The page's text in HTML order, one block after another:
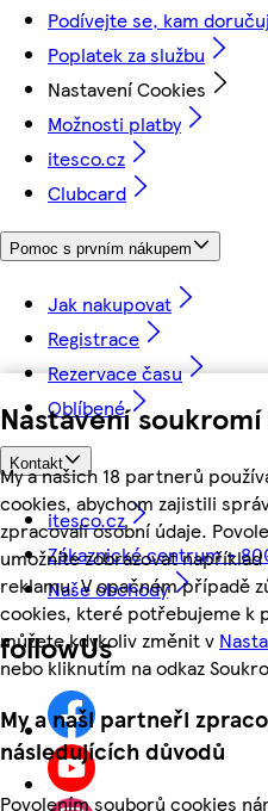
Nastavení
My a našich 18 partnerů
cookies, abychom zajistili
zpracovali osobní údaje.
umožníte zobrazovat
reklamu. V opačném případě
cookies, které potřebujeme k
můžete kdykoliv změnit v
nebo kliknutím na odkaz
My a naši partneři
následujících důvodů
Povolením souborů cookies
Podívejte se, kam
Poplatek za službu
Nastavení Cookies
Možnosti platby
itesco.cz
Clubcard
Pomoc s prvním nákupem
Jak nakupovat
Registrace
Rezervace času
Oblíbené
Kontakt
itesco.cz
Zákaznické centrum -
Naše obchody
followUs